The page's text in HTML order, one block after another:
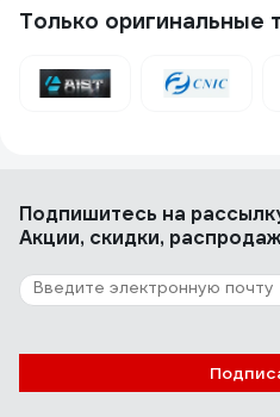
Закисшую гайку открутил с
молотка.
Алексей Ч.
Только оригинальные
Подпишитесь на
Акции, скидки,